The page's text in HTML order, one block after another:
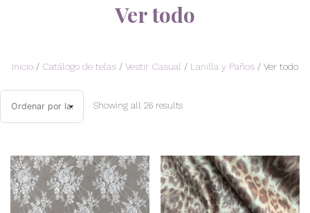
Ver todo
Inicio / Catálogo de telas / Vestir Casual / Lanilla y Paños / Ver todo
Showing all 26 results